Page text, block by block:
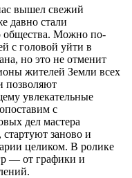
вышел свежий
давно стали
общества. Можно по-
с головой уйти в
но это не отменит
жителей Земли всех
позволяют
увлекательные
с
дел мастера
заново и
целиком. В ролике
— от графики и